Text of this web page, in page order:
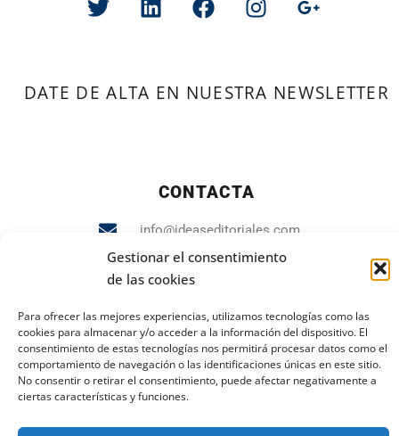
Gestionar el consentimiento
de las cookies
Para ofrecer las mejores experiencias, utilizamos tecnologías como las
cookies para almacenar y/o acceder a la información del dispositivo. El
consentimiento de estas tecnologías nos permitirá procesar datos como el
comportamiento de navegación o las identificaciones únicas en este sitio.
No consentir o retirar el consentimiento, puede afectar negativamente a
ciertas características y funciones.
DATE DE ALTA EN NUESTRA NEWSLETTER
CONTACTA
info@ideaseditoriales.com
607 231 848
PUBLICIDAD Y MARKETING